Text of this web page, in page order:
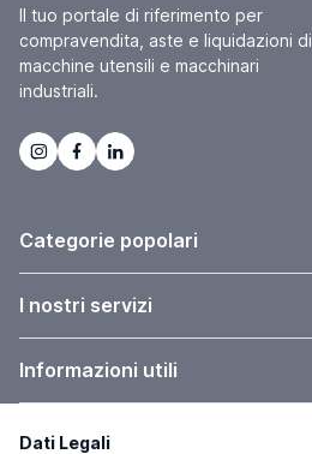
Il tuo portale di riferimento per
compravendita, aste e liquidazioni di
macchine utensili e macchinari
industriali.
Categorie popolari
I nostri servizi
Informazioni utili
Dati Legali